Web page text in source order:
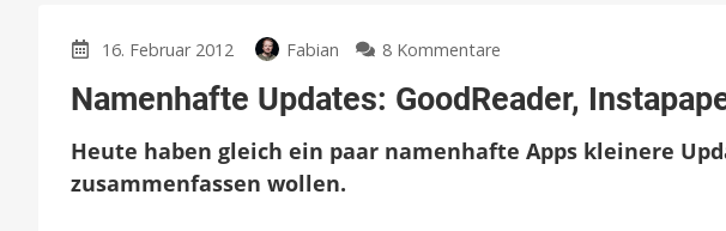
16. Februar 2012 Fabian 8 Kommentare
Updates:
Instapaper
Namenhafte Updates: GoodReader,
Heute haben gleich ein paar namenhafte Apps kleinere
zusammenfassen wollen.